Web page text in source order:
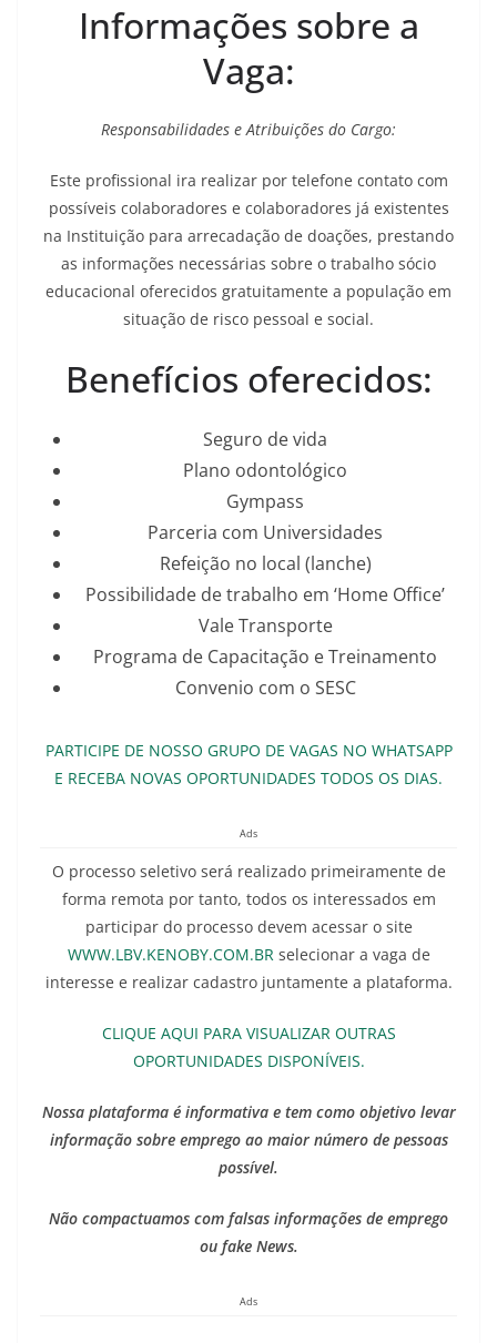
Informações sobre a
Vaga:
Responsabilidades e Atribuições do Cargo:
Este profissional ira realizar por telefone contato com
possíveis colaboradores e colaboradores já existentes
na Instituição para arrecadação de doações, prestando
as informações necessárias sobre o trabalho sócio
educacional oferecidos gratuitamente a população em
situação de risco pessoal e social.
Benefícios oferecidos:
Seguro de vida
Plano odontológico
Gympass
Parceria com Universidades
Refeição no local (lanche)
Possibilidade de trabalho em ‘Home Office’
Vale Transporte
Programa de Capacitação e Treinamento
Convenio com o SESC
PARTICIPE DE NOSSO GRUPO DE VAGAS NO WHATSAPP
E RECEBA NOVAS OPORTUNIDADES TODOS OS DIAS.
Ads
O processo seletivo será realizado primeiramente de
forma remota por tanto, todos os interessados em
participar do processo devem acessar o site
WWW.LBV.KENOBY.COM.BRselecionar a vaga de
interesse e realizar cadastro juntamente a plataforma.
CLIQUE AQUI PARA VISUALIZAR OUTRAS
OPORTUNIDADES DISPONÍVEIS.
Nossa plataforma é informativa e tem como objetivo levar
informação sobre emprego ao maior número de pessoas
possível.
Não compactuamos com falsas informações de emprego
ou fake News.
Ads